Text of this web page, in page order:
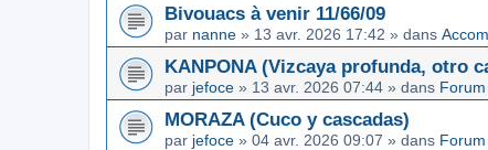
Bivouacs à venir 11/66/09
par nanne » 13 avr. 2026 17:42 » dans
KANPONA (Vizcaya profunda, otro
par jefoce » 13 avr. 2026 07:44 » dans
MORAZA (Cuco y cascadas)
par jefoce » 04 avr. 2026 09:07 » dans